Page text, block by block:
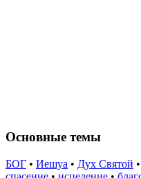
Основные темы
БОГ • Иешуа • Дух Святой •